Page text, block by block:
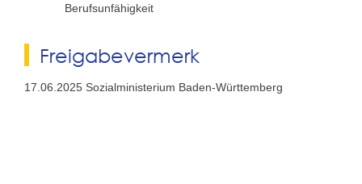
Berufsunfähigkeit
Freigabevermerk
17.06.2025 Sozialministerium Baden-Württemberg